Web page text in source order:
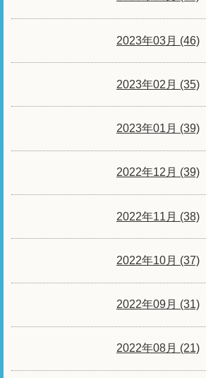
2023年03月 (46)
2023年02月 (35)
2023年01月 (39)
2022年12月 (39)
2022年11月 (38)
2022年10月 (37)
2022年09月 (31)
2022年08月 (21)